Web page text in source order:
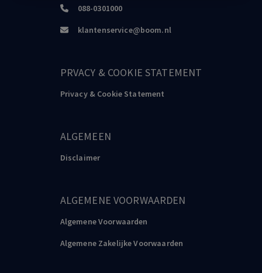
088-0301000
klantenservice@boom.nl
PRVACY & COOKIE STATEMENT
Privacy & Cookie Statement
ALGEMEEN
Disclaimer
ALGEMENE VOORWAARDEN
Algemene Voorwaarden
Algemene Zakelijke Voorwaarden